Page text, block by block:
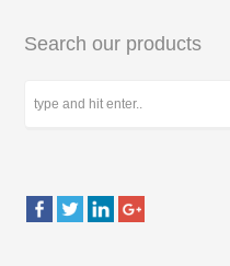
Search our products